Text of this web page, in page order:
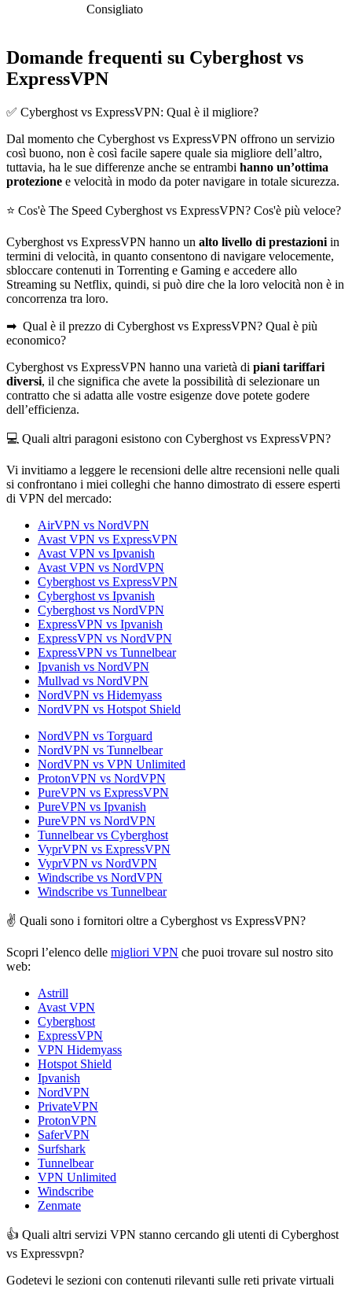
Consigliato
Domande frequenti su Cyberghost vs
ExpressVPN
✅ Cyberghost vs ExpressVPN: Qual è il migliore?
Dal momento che Cyberghost vs ExpressVPN offrono un servizio
così buono, non è così facile sapere quale sia migliore dell’altro,
tuttavia, ha le sue differenze anche se entrambi hanno un’ottima
protezione e velocità in modo da poter navigare in totale sicurezza.
⭐ Cos'è The Speed Cyberghost vs ExpressVPN? Cos'è più veloce?
Cyberghost vs ExpressVPN hanno un alto livello di prestazioni in
termini di velocità, in quanto consentono di navigare velocemente,
sbloccare contenuti in Torrenting e Gaming e accedere allo
Streaming su Netflix, quindi, si può dire che la loro velocità non è in
concorrenza tra loro.
➡ ️ Qual è il prezzo di Cyberghost vs ExpressVPN? Qual è più
economico?
Cyberghost vs ExpressVPN hanno una varietà di piani tariffari
diversi, il che significa che avete la possibilità di selezionare un
contratto che si adatta alle vostre esigenze dove potete godere
dell’efficienza.
💻 Quali altri paragoni esistono con Cyberghost vs ExpressVPN?
Vi invitiamo a leggere le recensioni delle altre recensioni nelle quali
si confrontano i miei colleghi che hanno dimostrato di essere esperti
di VPN del mercado:
AirVPN vs NordVPN
Avast VPN vs ExpressVPN
Avast VPN vs Ipvanish
Avast VPN vs NordVPN
Cyberghost vs ExpressVPN
Cyberghost vs Ipvanish
Cyberghost vs NordVPN
ExpressVPN vs Ipvanish
ExpressVPN vs NordVPN
ExpressVPN vs Tunnelbear
Ipvanish vs NordVPN
Mullvad vs NordVPN
NordVPN vs Hidemyass
NordVPN vs Hotspot Shield
NordVPN vs Torguard
NordVPN vs Tunnelbear
NordVPN vs VPN Unlimited
ProtonVPN vs NordVPN
PureVPN vs ExpressVPN
PureVPN vs Ipvanish
PureVPN vs NordVPN
Tunnelbear vs Cyberghost
VyprVPN vs ExpressVPN
VyprVPN vs NordVPN
Windscribe vs NordVPN
Windscribe vs Tunnelbear
✌ Quali sono i fornitori oltre a Cyberghost vs ExpressVPN?
Scopri l’elenco delle migliori VPN che puoi trovare sul nostro sito
web:
Astrill
Avast VPN
Cyberghost
ExpressVPN
VPN Hidemyass
Hotspot Shield
Ipvanish
NordVPN
PrivateVPN
ProtonVPN
SaferVPN
Surfshark
Tunnelbear
VPN Unlimited
Windscribe
Zenmate
👍 Quali altri servizi VPN stanno cercando gli utenti di Cyberghost
vs Expressvpn?
Godetevi le sezioni con contenuti rilevanti sulle reti private virtuali